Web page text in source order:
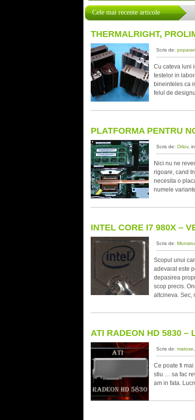
Cele mai recente articole
THERMALRIGHT,
Scris de:
Cu cateva luni
testelor in
bineinteles ca
felul de
PLATFORMA PENTRU
Scris de: Orlov,
Nici nu ne
rigoare, cand
necesita o
numele
INTEL CORE I7 980X –
Scris de: Monstru
Scopul unui
adevarat este
depasirea
scop precis.
altcineva. Sec,
ATI RADEON HD 5830 –
Scris de: matose
Ce poate fi
stiu … sa fac
am in fata.